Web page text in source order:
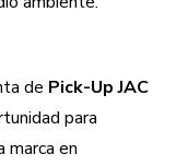
de Pick-Up JAC
para
marca en